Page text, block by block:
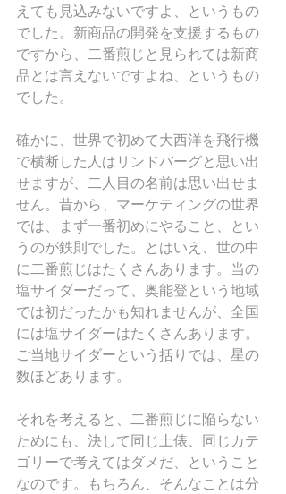
えても見込みないですよ、というもの
でした。新商品の開発を支援するもの
ですから、二番煎じと見られては新商
品とは言えないですよね、というもの
でした。
確かに、世界で初めて大西洋を飛行機
で横断した人はリンドバーグと思い出
せますが、二人目の名前は思い出せま
せん。昔から、マーケティングの世界
では、まず一番初めにやること、とい
うのが鉄則でした。とはいえ、世の中
に二番煎じはたくさんあります。当の
塩サイダーだって、奥能登という地域
では初だったかも知れませんが、全国
には塩サイダーはたくさんあります。
ご当地サイダーという括りでは、星の
数ほどあります。
それを考えると、二番煎じに陥らない
ためにも、決して同じ土俵、同じカテ
ゴリーで考えてはダメだ、ということ
なのです。もちろん、そんなことは分